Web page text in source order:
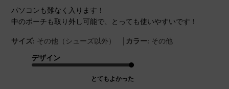
パソコンも難なく入ります！
中のポーチも取り外し可能で、とっても使いやすいです！
サイズ: その他（シューズ以外） | カラー: その他
デザイン
とてもよかった